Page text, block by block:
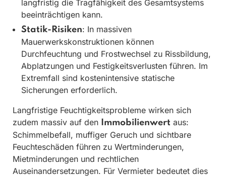
langfristig die Tragfähigkeit des Gesamtsystems
beeinträchtigen kann.
Statik-Risiken: In massiven
Mauerwerkskonstruktionen können
Durchfeuchtung und Frostwechsel zu Rissbildung,
Abplatzungen und Festigkeitsverlusten führen. Im
Extremfall sind kostenintensive statische
Sicherungen erforderlich.
Langfristige Feuchtigkeitsprobleme wirken sich
zudem massiv auf den
Immobilienwert aus:
Schimmelbefall, muffiger Geruch und sichtbare
Feuchteschäden führen zu Wertminderungen,
Mietminderungen und rechtlichen
Auseinandersetzungen. Für Vermieter bedeutet dies